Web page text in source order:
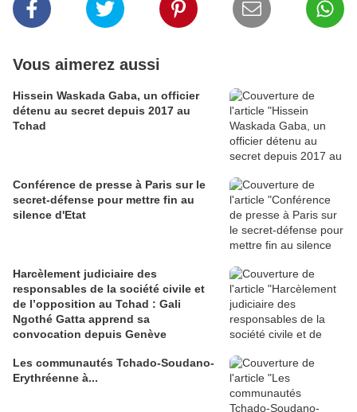
Vous aimerez aussi
Hissein Waskada Gaba, un officier
détenu au secret depuis 2017 au
Tchad
Conférence de presse à Paris sur le
secret-défense pour mettre fin au
silence d'Etat
Harcèlement judiciaire des
responsables de la société civile et
de l’opposition au Tchad : Gali
Ngothé Gatta apprend sa
convocation depuis Genève
Les communautés Tchado-Soudano-
Erythréenne à...